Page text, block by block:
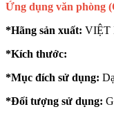
Ứng dụng văn phòng
*Hãng sản xuất: VIỆT
*Kích thước:
*Mục đích sử dụng:
*Đối tượng sử dụng: